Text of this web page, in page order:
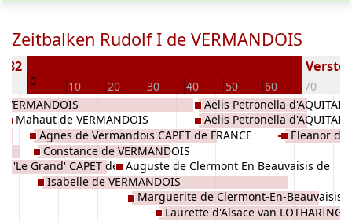
Zeitbalken Rudolf I de VERMANDOIS
0 10 20 30 40 50 60 70
'Le Grand' CAPET de
VERMANDOIS
Mahaut de VERMANDOIS
Agnes de Vermandois CAPET de FRANCE
Constance de VERMANDOIS
Isabelle de VERMANDOIS
Auguste de Clermont En Beauvaisis de
CLERMONT
Marguerite de Clermont-En-Beauvaisis
CLERMONTLaurette d'Alsace van
Aelis Petronella
Aelis Petronella
Eleanor de